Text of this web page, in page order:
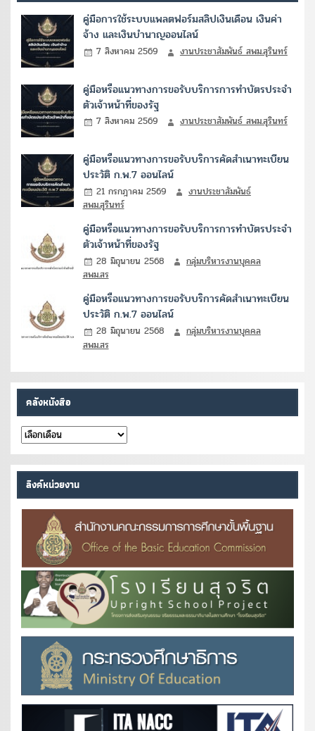
คู่มือการใช้ระบบแพลตฟอร์มสลิปเงินเดือน เงินค่า
จ้าง และเงินบำนาญออนไลน์
7 สิงหาคม 2569 งานประชาสัมพันธ์ สพม.สุรินทร์
คู่มือหรือแนวทางการขอรับบริการการทำบัตรประจำ
ตัวเจ้าหน้าที่ของรัฐ
7 สิงหาคม 2569 งานประชาสัมพันธ์ สพม.สุรินทร์
คู่มือหรือแนวทางการขอรับบริการคัดสำเนาทะเบียน
ประวัติ ก.พ.7 ออนไลน์
21 กรกฎาคม 2569
งานประชาสัมพันธ์
สพม.สุรินทร์
คู่มือหรือแนวทางการขอรับบริการการทำบัตรประจำ
ตัวเจ้าหน้าที่ของรัฐ
28 มิถุนายน 2568
กลุ่มบริหารงานบุคคล
สพม.สร
คู่มือหรือแนวทางการขอรับบริการคัดสำเนาทะเบียน
ประวัติ ก.พ.7 ออนไลน์
28 มิถุนายน 2568
กลุ่มบริหารงานบุคคล
สพม.สร
คลังหนังสือ
คลัง
หนังสือ
ลิงค์หน่วยงาน